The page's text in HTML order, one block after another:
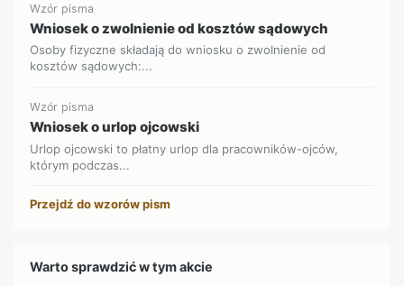
Wzór pisma
Wniosek o zwolnienie od kosztów sądowych
Osoby fizyczne składają do wniosku o zwolnienie od
kosztów sądowych:...
Wzór pisma
Wniosek o urlop ojcowski
Urlop ojcowski to płatny urlop dla pracowników-ojców,
którym podczas...
Przejdź do wzorów pism
Warto sprawdzić w tym akcie